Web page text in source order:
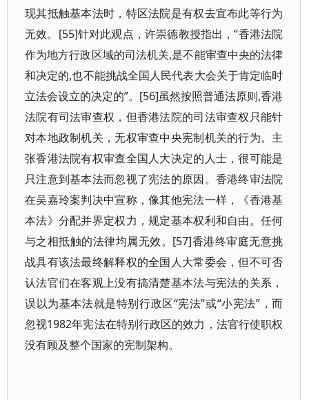
现其抵触基本法时，特区法院是有权去宣布此等行为
无效。[55]针对此观点，许崇德教授指出，“香港法院
作为地方行政区域的司法机关,是不能审查中央的法律
和决定的,也不能挑战全国人民代表大会关于肯定临时
立法会设立的决定的”。[56]虽然按照普通法原则,香港
法院有司法审查权，但香港法院的司法审查权只能针
对本地政制机关，无权审查中央宪制机关的行为。主
张香港法院有权审查全国人大决定的人士，很可能是
只注意到基本法而忽视了宪法的原因。香港终审法院
在吴嘉玲案判决中宣称，像其他宪法一样，《香港基
本法》分配并界定权力，规定基本权利和自由。任何
与之相抵触的法律均属无效。[57]香港终审庭无意挑
战具有该法最终解释权的全国人大常委会，但不可否
认法官们在客观上没有搞清楚基本法与宪法的关系，
误以为基本法就是特别行政区“宪法”或“小宪法”，而
忽视1982年宪法在特别行政区的效力，法官行使职权
没有顾及整个国家的宪制架构。